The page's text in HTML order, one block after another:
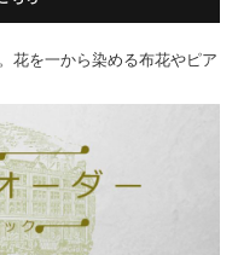
花を一から染める布花やピア